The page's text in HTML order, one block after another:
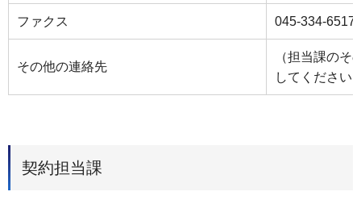
ファクス 045‐334‐6517
その他の連絡先
（担当課のそ
してください
契約担当課